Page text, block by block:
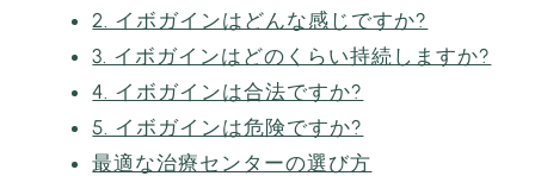
2. イボガインはどんな感じですか?
3. イボガインはどのくらい持続しますか?
4. イボガインは合法ですか?
5. イボガインは危険ですか?
最適な治療センターの選び方